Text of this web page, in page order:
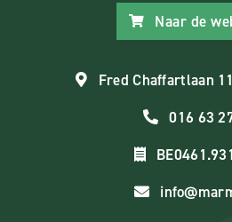
Naar de
Fred Chaffartlaan
016 63